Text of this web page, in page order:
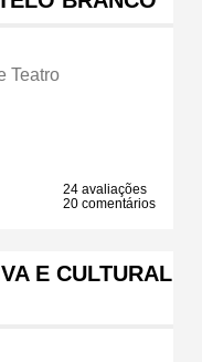
Teatro
24 avaliações
20 comentários
E CULTURAL